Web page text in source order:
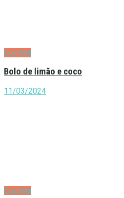
Cozinha
Bolo de limão e coco
11/03/2024
Cozinha